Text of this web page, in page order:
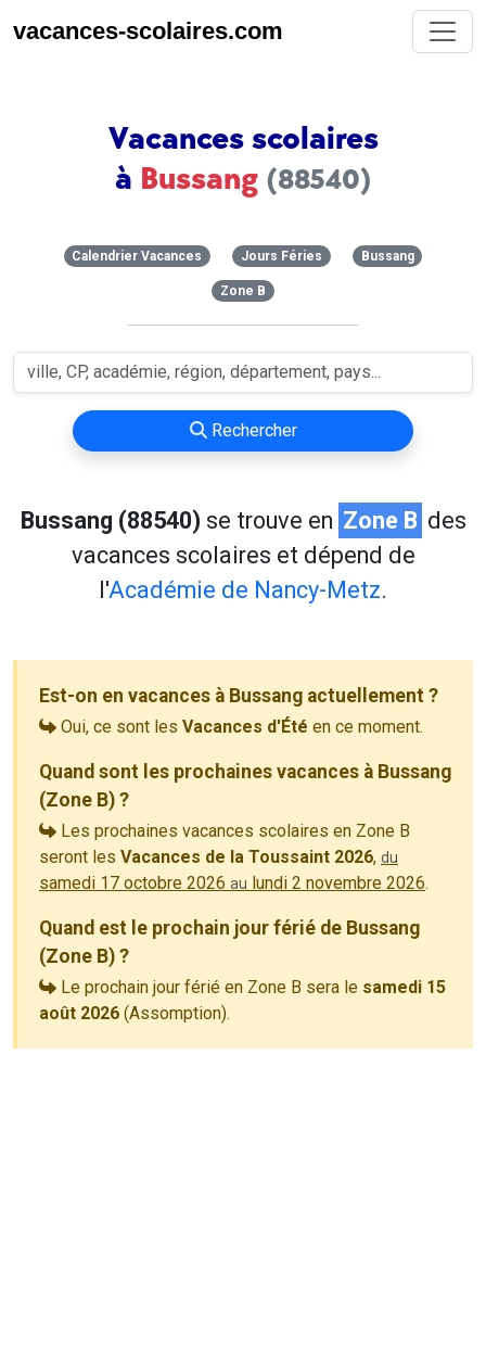
vacances-scolaires.com
Vacances scolaires
à Bussang (88540)
Calendrier Vacances Jours Féries Bussang
Zone B
Rechercher
Bussang (88540) se trouve en Zone B des
vacances scolaires et dépend de
l'Académie de Nancy-Metz.
Est-on en vacances à Bussang actuellement ?
Oui, ce sont les Vacances d'Été en ce moment.
Quand sont les prochaines vacances à Bussang
(Zone B) ?
Les prochaines vacances scolaires en Zone B
seront les Vacances de la Toussaint 2026, du
samedi 17 octobre 2026 au lundi 2 novembre 2026.
Quand est le prochain jour férié de Bussang
(Zone B) ?
Le prochain jour férié en Zone B sera le samedi 15
août 2026 (Assomption).